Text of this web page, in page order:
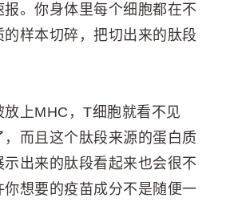
。你身体里每个细胞都在不
样本切碎，把切出来的肽段
上MHC，T细胞就看不见
而且这个肽段来源的蛋白质
出来的肽段看起来也会很不
想要的疫苗成分不是随便一